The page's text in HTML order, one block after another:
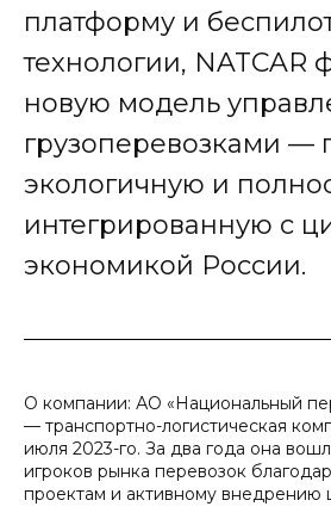
платформу и
технологии, NATCAR
новую модель
грузоперевозками —
экологичную и
интегрированную с
экономикой России.
О компании: АО «Национальный
— транспортно-логистическая
июля 2023-го. За два года она
игроков рынка перевозок
проектам и активному внедрению